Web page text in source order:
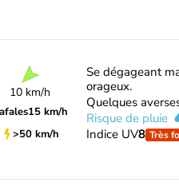
10 km/h
15 km/h
>50 km/h
Se dégageant
orageux.
Quelques
Risque de pluie
Indice UV8 Très